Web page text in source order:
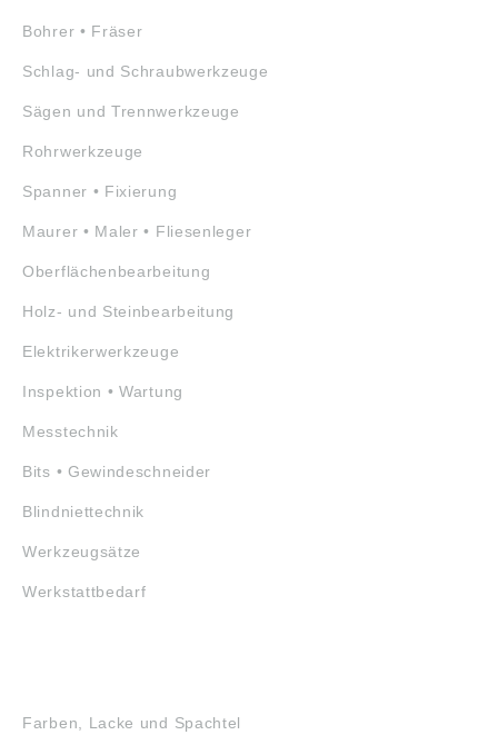
Bohrer • Fräser
Schlag- und Schraubwerkzeuge
Sägen und Trennwerkzeuge
Rohrwerkzeuge
Spanner • Fixierung
Maurer • Maler • Fliesenleger
Oberflächenbearbeitung
Holz- und Steinbearbeitung
Elektrikerwerkzeuge
Inspektion • Wartung
Messtechnik
Bits • Gewindeschneider
Blindniettechnik
Werkzeugsätze
Werkstattbedarf
Farben, Lacke und Spachtel